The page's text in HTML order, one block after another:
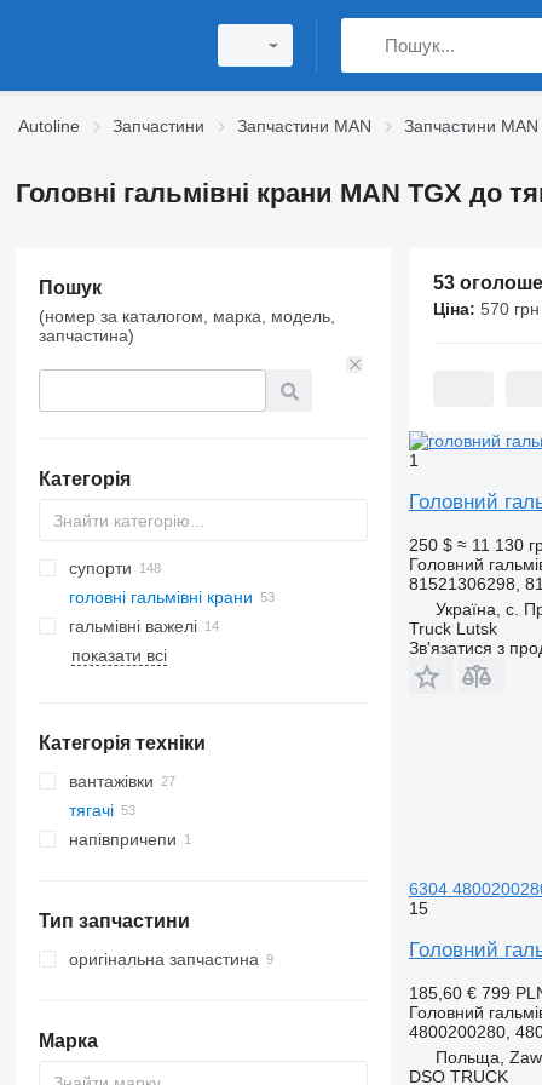
Autoline Запчастини Запчастини MAN Запчастини
Головні гальмівні крани MAN TGX до
Пошук
(номер за каталогом, марка, модель,
запчастина)
Категорія
супорти
головні гальмівні крани
гальмівні важелі
показати всі
Категорія техніки
вантажівки
тягачі
напівпричепи
Тип запчастини
оригінальна запчастина
Марка
53
Ціна: 570
1
Головний
250 $ ≈ 11 130
Головний
81521306298,
Україна, с.
Truck Lutsk
Зв'язатися з
6304
15
Головний
185,60 € 799
Головний
4800200280,
Польща,
DSO TRUCK